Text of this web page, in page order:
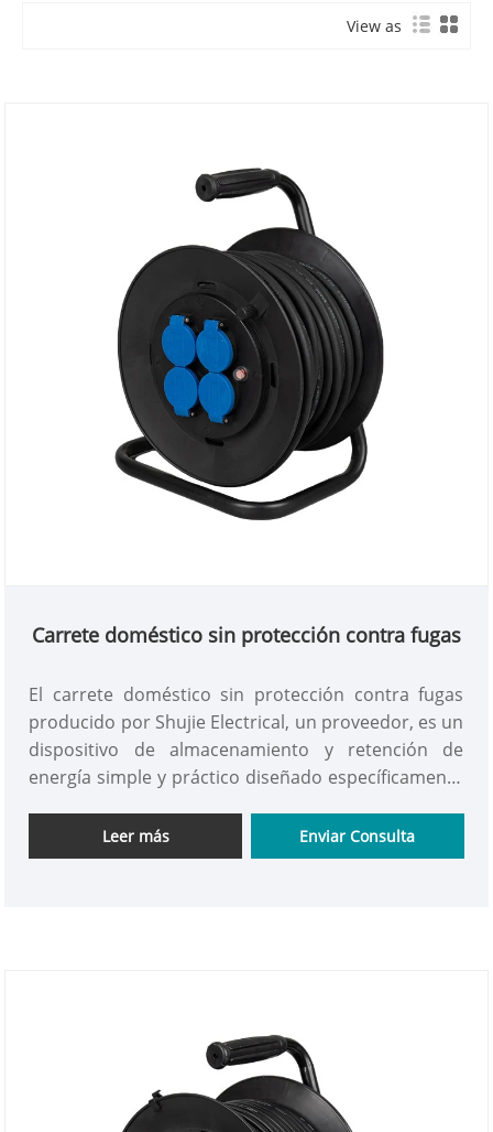
View as
Carrete doméstico sin protección contra fugas
El carrete doméstico sin protección contra fugas
producido por Shujie Electrical, un proveedor, es un
dispositivo de almacenamiento y retención de
energía simple y práctico diseñado específicamente
diferencia de los modelos complejos con protección
contra fugas, se centra más en las necesidades
coloca y está equipado con una estructura de
enrollado de cable suave, los cables se pueden
estirar libremente y almacenar de forma ordenada,
Leer más Enviar Consulta